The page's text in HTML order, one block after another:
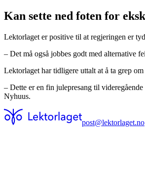
Kan sette ned foten for
Lektorlaget er positive til at regjeringen er
– Det må også jobbes godt med alternative
Lektorlaget har tidligere uttalt at å ta grep
– Dette er en fin julepresang til
Nyhuus.
post@lektorlaget.no